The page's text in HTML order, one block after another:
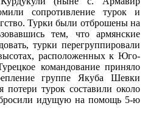
сопротивление турок и
Турки были отброшены на
тем, что армянские
турки перегруппировали
расположенных к Юго-
командование приняло
группе Якуба Шевки
турок составили около
идущую на помощь 5-ю